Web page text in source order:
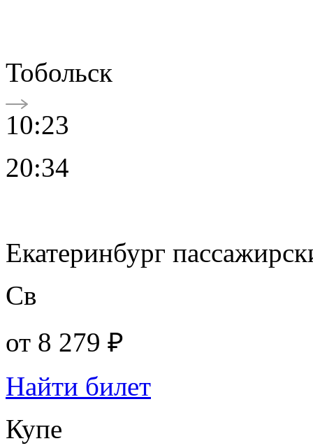
Тобольск
10:23
20:34
Екатеринбург
Св
от 8 279 ₽
Найти билет
Купе